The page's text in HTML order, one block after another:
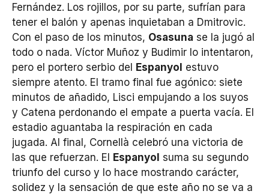
Fernández. Los rojillos, por su parte, sufrían para
tener el balón y apenas inquietaban a Dmitrovic.
Con el paso de los minutos, Osasuna se la jugó al
todo o nada. Víctor Muñoz y Budimir lo intentaron,
pero el portero serbio del Espanyol estuvo
siempre atento. El tramo final fue agónico: siete
minutos de añadido, Lisci empujando a los suyos
y Catena perdonando el empate a puerta vacía. El
estadio aguantaba la respiración en cada
jugada. Al final, Cornellà celebró una victoria de
las que refuerzan. El Espanyol suma su segundo
triunfo del curso y lo hace mostrando carácter,
solidez y la sensación de que este año no se va a